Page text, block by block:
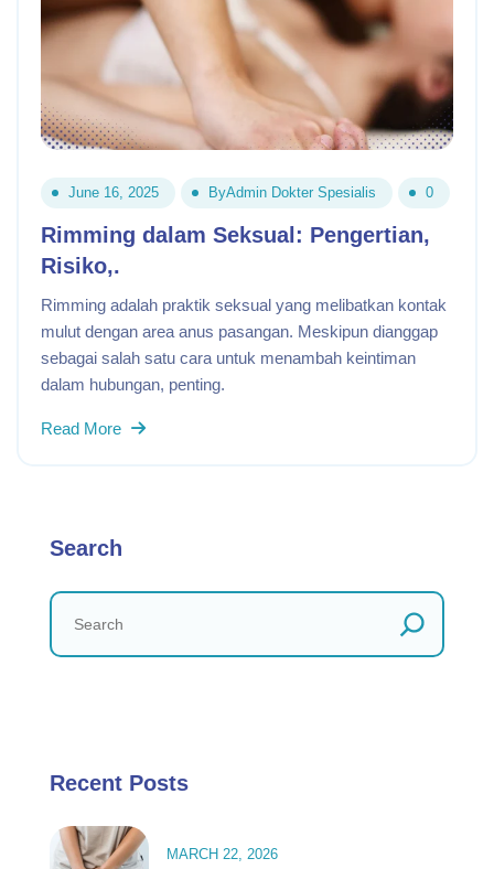
June 16, 2025 ByAdmin Dokter Spesialis 0
Rimming dalam Seksual: Pengertian,
Risiko,.
Rimming adalah praktik seksual yang melibatkan kontak
mulut dengan area anus pasangan. Meskipun dianggap
sebagai salah satu cara untuk menambah keintiman
dalam hubungan, penting.
Read More
Search
Recent Posts
MARCH 22, 2026